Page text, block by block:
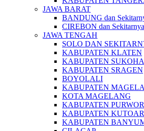
JAWA BARAT
BANDUNG dan
CIREBON dan Sekitarnya
JAWA TENGAH
SOLO DAN
KABUPATEN KLATEN
KABUPATEN
KABUPATEN SRAGEN
BOYOLALI
KABUPATEN
KOTA MAGELANG
KABUPATEN
KABUPATEN
KABUPATEN